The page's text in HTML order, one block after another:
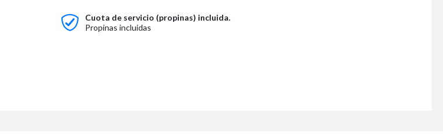
Cuota de servicio (propinas) incluida.
Propinas incluidas